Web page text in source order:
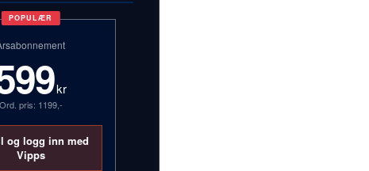
POPULÆR
kr
Ord. pris: 1199,-
og logg inn med
Vipps